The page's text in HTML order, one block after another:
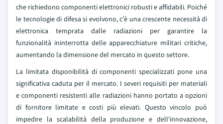
che richiedono componenti elettronici robusti e affidabili. Poiché
le tecnologie di difesa si evolvono, c'è una crescente necessità di
elettronica temprata dalle radiazioni per garantire la
funzionalità ininterrotta delle apparecchiature militari critiche,
aumentando la dimensione del mercato in questo settore.
La limitata disponibilità di componenti specializzati pone una
significativa caduta per il mercato. I severi requisiti per materiali
e componenti resistenti alle radiazioni hanno portato a opzioni
di fornitore limitate e costi più elevati. Questo vincolo può
impedire la scalabilità della produzione e dell'innovazione,